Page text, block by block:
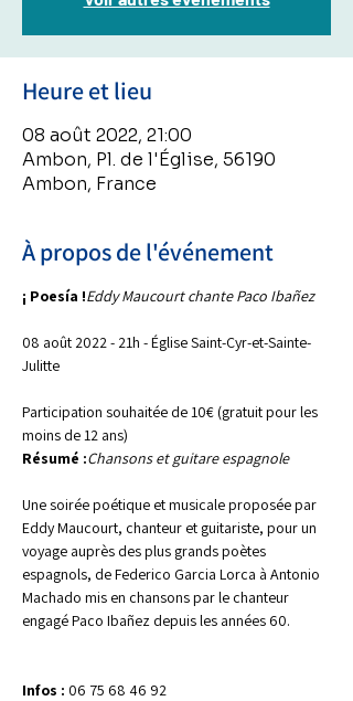
Heure et lieu
08 août 2022, 21:00
Ambon, Pl. de l'Église, 56190
Ambon, France
À propos de l'événement
¡ Poesía !Eddy Maucourt chante Paco Ibañez
08 août 2022 - 21h - Église Saint-Cyr-et-Sainte-
Julitte
Participation souhaitée de 10€ (gratuit pour les
moins de 12 ans)
Résumé :Chansons et guitare espagnole
Une soirée poétique et musicale proposée par
Eddy Maucourt, chanteur et guitariste, pour un
voyage auprès des plus grands poètes
espagnols, de Federico Garcia Lorca à Antonio
Machado mis en chansons par le chanteur
engagé Paco Ibañez depuis les années 60.
Infos : 06 75 68 46 92